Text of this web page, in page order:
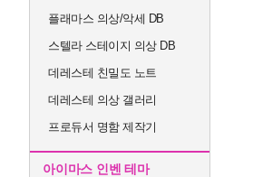
플래마스 의상/악세 DB
스텔라 스테이지 의상 DB
데레스테 친밀도 노트
데레스테 의상 갤러리
프로듀서 명함 제작기
아이마스 인벤 테마